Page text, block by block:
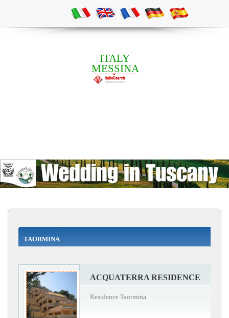
ITALY
MESSINA
TAORMINA
ACQUATERRA RESIDENCE
Residence Taormina